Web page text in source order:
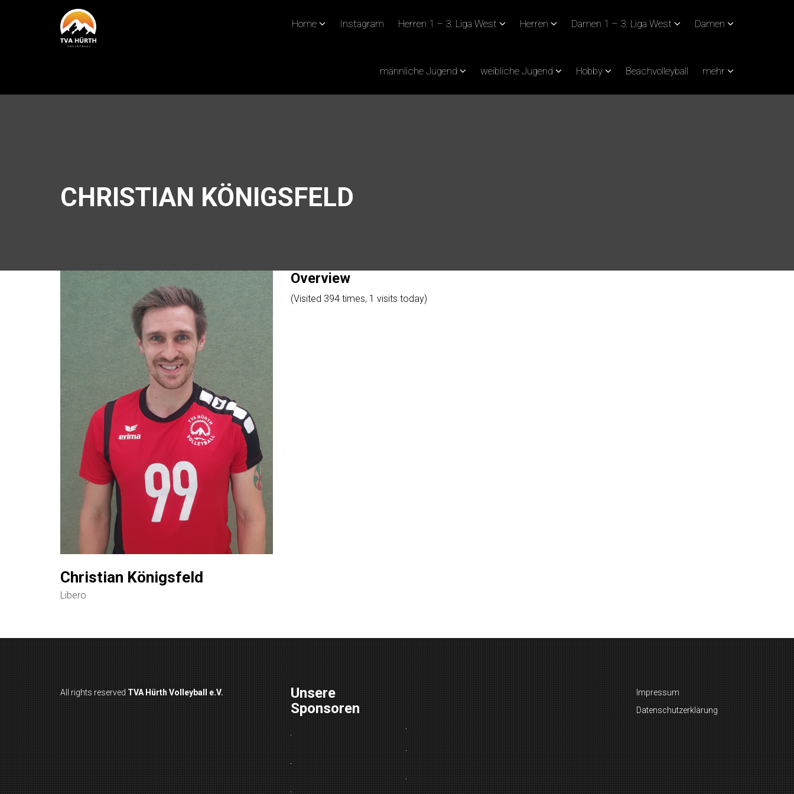
Home Instagram Herren 1 – 3. Liga West Herren Damen 1 – 3. Liga West Damen
männliche Jugend weibliche Jugend Hobby Beachvolleyball mehr
CHRISTIAN KÖNIGSFELD
Christian Königsfeld
Libero
Overview
(Visited 394 times, 1 visits today)
All rights reserved TVA Hürth Volleyball e.V.
Unsere
Sponsoren
Impressum
Datenschutzerklärung